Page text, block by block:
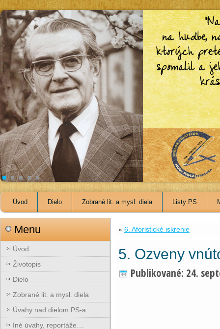
Úvod Dielo Zobrané lit. a mysl. diela Listy PS
Menu
Úvod
Životopis
Dielo
Zobrané lit. a mysl. diela
Úvahy nad dielom PS-a
Iné úvahy, reportáže…
« 6. Aforistické iskrenie
5. Ozveny
Publikované: 24.